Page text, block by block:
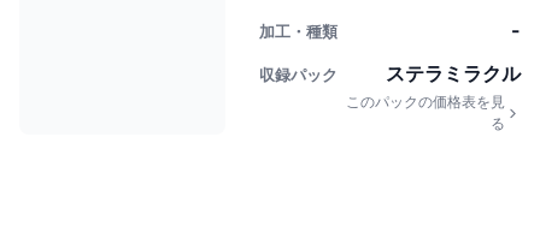
加工・種類 -
収録パック ステラミラクル
このパックの価格表を見
る